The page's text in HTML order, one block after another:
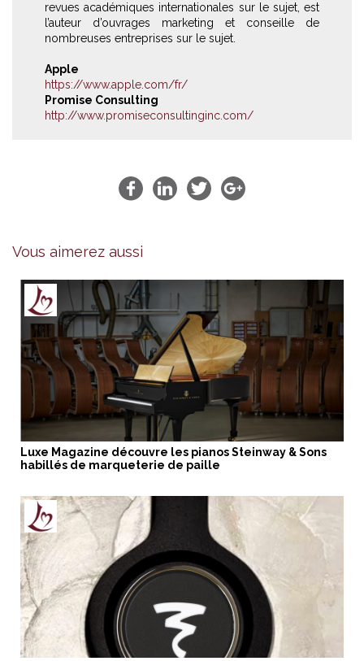
revues académiques internationales sur le sujet, est
l’auteur d’ouvrages marketing et conseille de
nombreuses entreprises sur le sujet.
Apple
https://www.apple.com/fr/
Promise Consulting
http://www.promiseconsultinginc.com/
Vous aimerez aussi
Luxe Magazine découvre les pianos Steinway & Sons
habillés de marqueterie de paille